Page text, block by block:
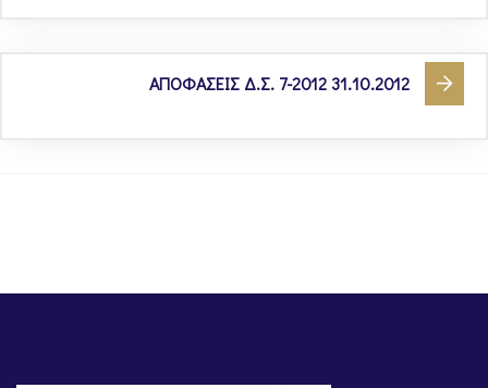
ΑΠΟΦΑΣΕΙΣ Δ.Σ. 7-2012 31.10.2012